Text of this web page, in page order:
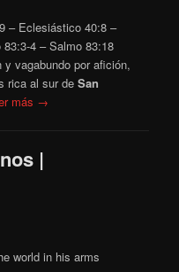
– Eclesiástico 40:8 –
4 – Salmo 83:18
y vagabundo por afición,
rica al sur deSan
más →
|
world in his arms